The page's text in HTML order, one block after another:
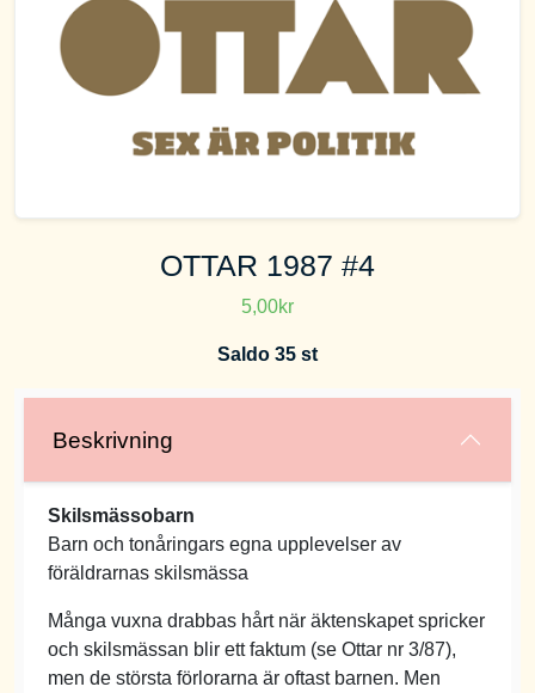
OTTAR 1987 #4
5,00kr
Saldo 35 st
Beskrivning
Skilsmässobarn
Barn och tonåringars egna upplevelser av
föräldrarnas skilsmässa
Många vuxna drabbas hårt när äktenskapet spricker
och skilsmässan blir ett faktum (se Ottar nr 3/87),
men de största förlorarna är oftast barnen. Men